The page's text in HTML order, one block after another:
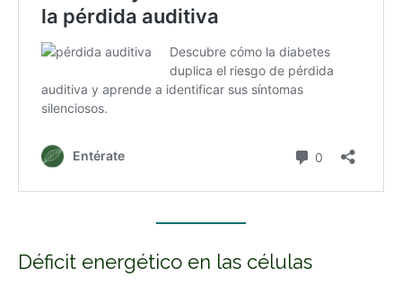
Déficit energético en las células